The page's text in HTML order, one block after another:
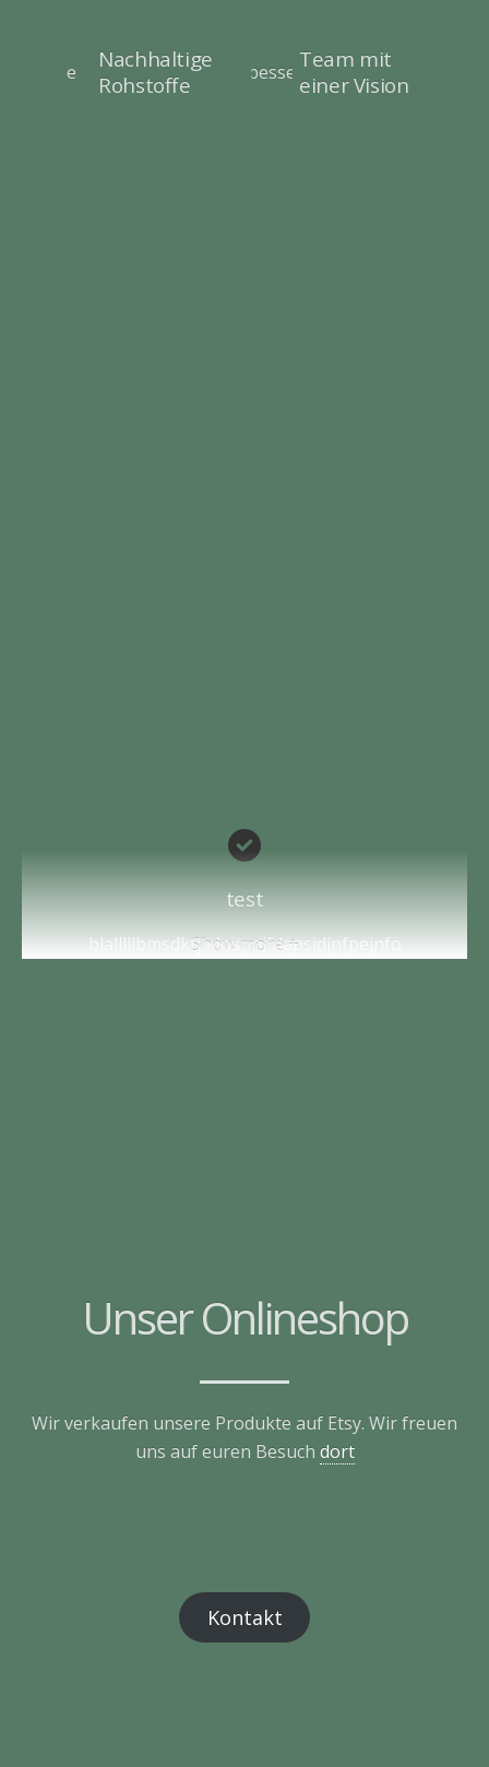
Nachhaltige
Rohstoffe
Team mit
einer Vision
test
blalllllbmsdkfjadospnjfdapsidjnfpejnfö
Show more +
Unser Onlineshop
Wir verkaufen unsere Produkte auf Etsy. Wir freuen
uns auf euren Besuch dort
Kontakt